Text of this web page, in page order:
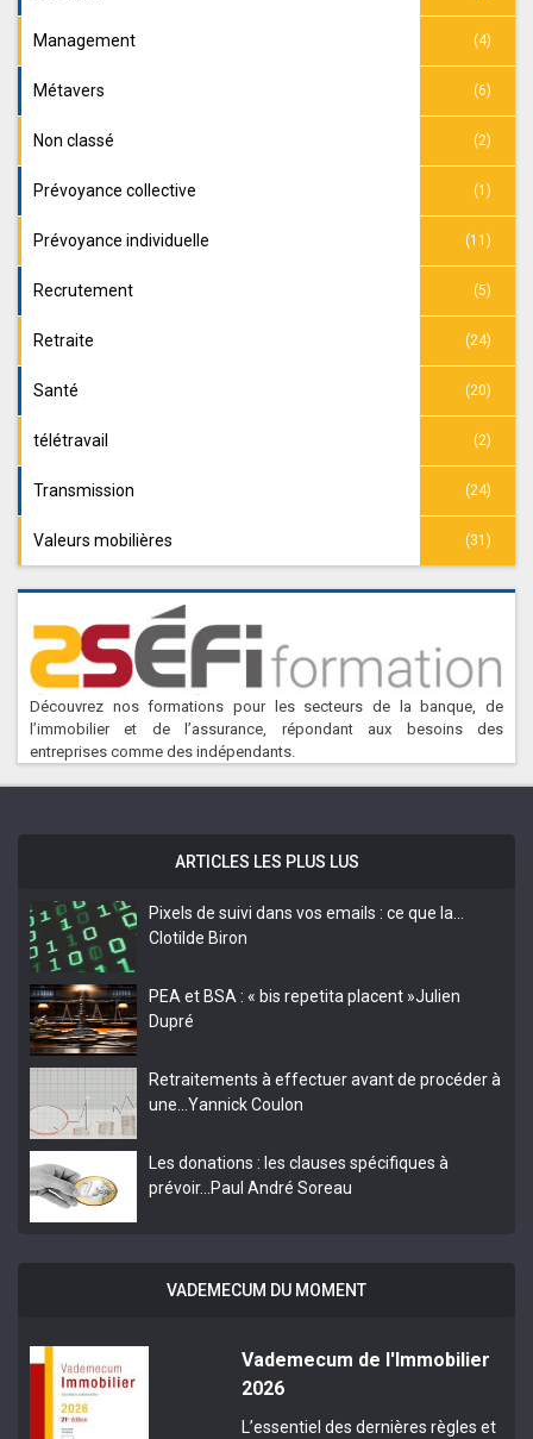
Management (4)
Métavers (6)
Non classé (2)
Prévoyance collective (1)
Prévoyance individuelle (11)
Recrutement (5)
Retraite (24)
Santé (20)
télétravail (2)
Transmission (24)
Valeurs mobilières (31)
Découvrez nos formations pour les secteurs de la banque, de
l’immobilier et de l’assurance, répondant aux besoins des
entreprises comme des indépendants.
ARTICLES LES PLUS LUS
Pixels de suivi dans vos emails : ce que la…
Clotilde Biron
PEA et BSA : « bis repetita placent »Julien
Dupré
Retraitements à effectuer avant de procéder à
une… Yannick Coulon
Les donations : les clauses spécifiques à
prévoir…
Paul André Soreau
VADEMECUM DU MOMENT
Vademecum de l'Immobilier
2026
L’essentiel des dernières règles et